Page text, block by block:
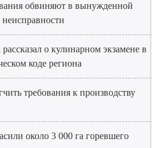
обвиняют в вынужденной
неисправности
о кулинарном экзамене в
коде региона
требования к производству
около 3 000 га горевшего